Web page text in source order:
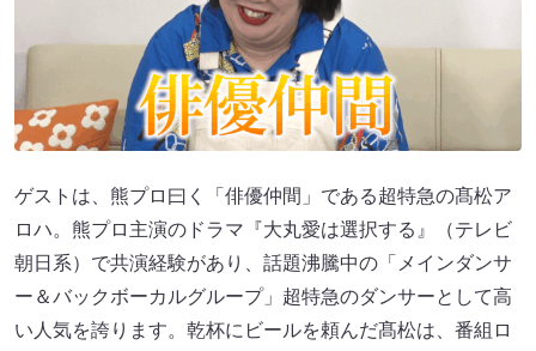
ゲストは、熊プロ曰く「俳優仲間」である超特急の髙松ア
ロハ。熊プロ主演のドラマ『大丸愛は選択する』（テレビ
朝日系）で共演経験があり、話題沸騰中の「メインダンサ
ー＆バックボーカルグループ」超特急のダンサーとして高
い人気を誇ります。乾杯にビールを頼んだ髙松は、番組ロ